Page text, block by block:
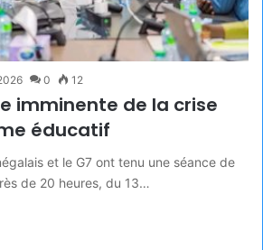
0 12
imminente de la crise
éducatif
et le G7 ont tenu une séance de
de 20 heures, du 13…